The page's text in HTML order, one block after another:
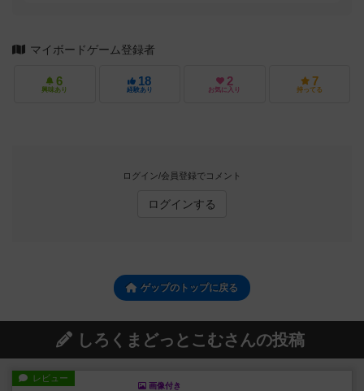
マイボードゲーム登録者
6
興味あり
18
経験あり
2
お気に入り
7
持ってる
ログイン/会員登録でコメント
ログインする
ゲップのトップに戻る
しろくまどっとこむさんの投稿
レビュー
画像付き